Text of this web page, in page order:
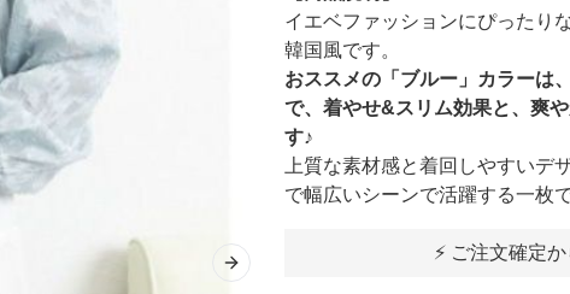
Next slide
イエベファッションにぴったり
韓国風です。
おススメの「ブルー」カラーは
で、着やせ&スリム効果と、爽
す♪
上質な素材感と着回しやすいデ
で幅広いシーンで活躍する一枚で
⚡ ご注文確定